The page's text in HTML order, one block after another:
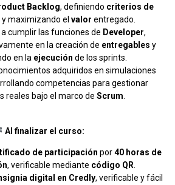
Backlog, definiendo criterios de
y maximizando el valor entregado.
cumplir las funciones de Developer,
en la creación de entregables y
en la ejecución de los sprints.
adquiridos en simulaciones
competencias para gestionar
reales bajo el marco de Scrum.
Al finalizar el curso:
de participación por40 horas de
, verificable mediante código QR.
digital en Credly, verificable y fácil